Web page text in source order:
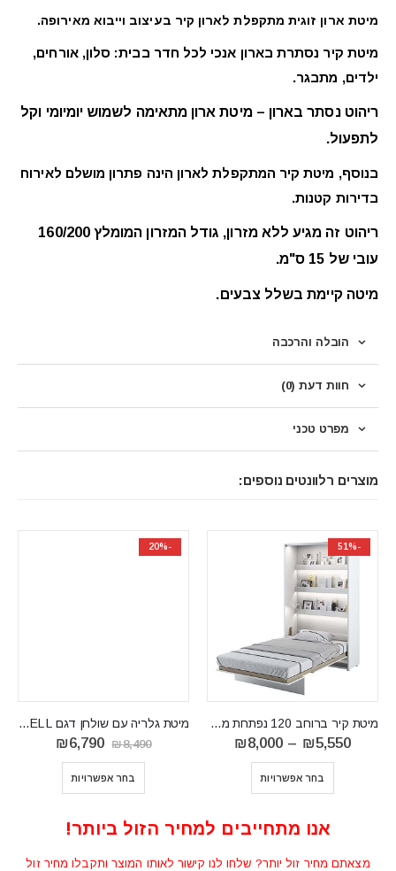
מיטת ארון זוגית מתקפלת לארון קיר בעיצוב וייבוא מאירופה.
מיטת קיר נסתרת בארון אנכי לכל חדר בבית: סלון, אורחים,
ילדים, מתבגר.
ריהוט נסתר בארון – מיטת ארון מתאימה לשמוש יומיומי וקל
לתפעול.
בנוסף, מיטת קיר המתקפלת לארון הינה פתרון מושלם לאירוח
בדירות קטנות.
ריהוט זה מגיע ללא מזרון, גודל המזרון המומלץ 160/200
עובי של 15 ס"מ.
מיטה קיימת בשלל צבעים.
הובלה והרכבה
חוות דעת (0)
מפרט טכני
מוצרים רלוונטים נוספים:
-51%
מיטת קיר ברוחב 120 נפתחת מארון מדגם BED CONCEPT 120
₪5,550
–
₪8,000
בחר אפשרויות
-20%
מיטת גלריה עם שולחן דגם LEVEL L
₪8,490
המחיר
₪8,490.
₪6,790
בחר אפשרויות
אנו מתחייבים למחיר הזול ביותר!
מצאתם מחיר זול יותר? שלחו לנו קישור לאותו המוצר ותקבלו מחיר זול